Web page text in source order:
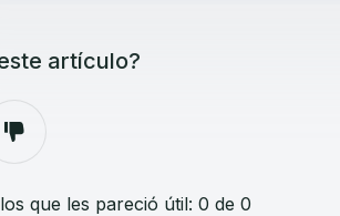
artículo?
que les pareció útil: 0 de 0